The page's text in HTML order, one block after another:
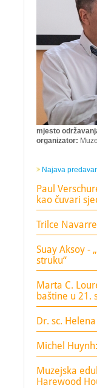
mjesto
organizator:
Najava
Paul
kao čuvari
Trilce
Suay Aksoy -
struku“
Marta C.
baštine u 21.
Dr. sc.
Michel
Muzejska
Harewood